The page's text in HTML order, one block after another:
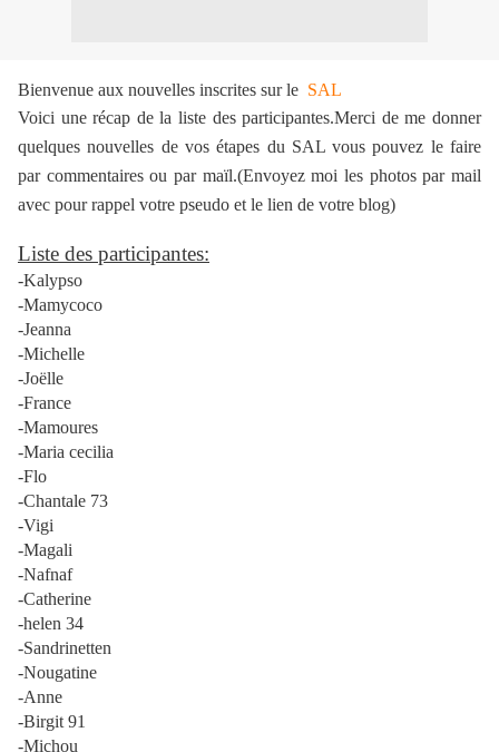
Bienvenue aux nouvelles inscrites sur le SAL
Voici une récap de la liste des participantes.Merci de me donner
quelques nouvelles de vos étapes du SAL vous pouvez le faire
par commentaires ou par maïl.(Envoyez moi les photos par mail
avec pour rappel votre pseudo et le lien de votre blog)
Liste des participantes:
-Kalypso
-Mamycoco
-Jeanna
-Michelle
-Joëlle
-France
-Mamoures
-Maria cecilia
-Flo
-Chantale 73
-Vigi
-Magali
-Nafnaf
-Catherine
-helen 34
-Sandrinetten
-Nougatine
-Anne
-Birgit 91
-Michou